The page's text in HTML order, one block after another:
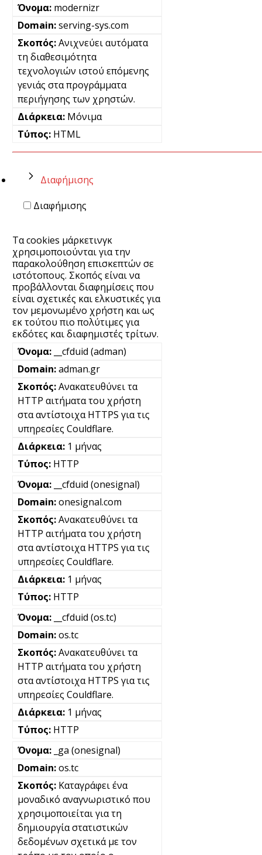
modernizr
serving-sys.com
Ανιχνεύει αυτόματα
τη διαθεσιμότητα
τεχνολογιών ιστού επόμενης
γενιάς στα προγράμματα
περιήγησης των χρηστών.
Μόνιμα
HTML
Διαφήμισης
Διαφήμισης
Τα cookies μάρκετινγκ
χρησιμοποιούνται για την
παρακολούθηση επισκεπτών σε
ιστότοπους. Σκοπός είναι να
προβάλλονται διαφημίσεις που
είναι σχετικές και ελκυστικές για
τον μεμονωμένο χρήστη και ως
εκ τούτου πιο πολύτιμες για
εκδότες και διαφημιστές τρίτων.
__cfduid (adman)
adman.gr
Ανακατευθύνει τα
HTTP αιτήματα του χρήστη
στα αντίστοιχα HTTPS για τις
υπηρεσίες Couldflare.
1 μήνας
HTTP
__cfduid (onesignal)
onesignal.com
Ανακατευθύνει τα
HTTP αιτήματα του χρήστη
στα αντίστοιχα HTTPS για τις
υπηρεσίες Couldflare.
1 μήνας
HTTP
__cfduid (os.tc)
os.tc
Ανακατευθύνει τα
HTTP αιτήματα του χρήστη
στα αντίστοιχα HTTPS για τις
υπηρεσίες Couldflare.
1 μήνας
HTTP
_ga (onesignal)
os.tc
Καταγράφει ένα
μοναδικό αναγνωριστικό που
χρησιμοποιείται για τη
δημιουργία στατιστικών
δεδομένων σχετικά με τον